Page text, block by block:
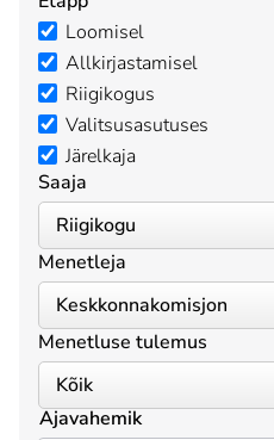
Loomisel
Allkirjastamisel
Riigikogus
Valitsusasutuses
Järelkaja
Saaja
Menetleja
Menetluse tulemus
Ajavahemik